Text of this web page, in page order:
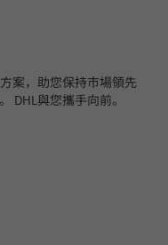
案，助您保持市場領先
DHL與您攜手向前。